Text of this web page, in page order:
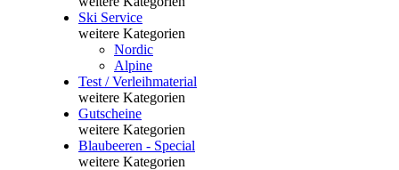
Ski Service
weitere Kategorien
Nordic
Alpine
Test / Verleihmaterial
weitere Kategorien
Gutscheine
weitere Kategorien
Blaubeeren - Special
weitere Kategorien